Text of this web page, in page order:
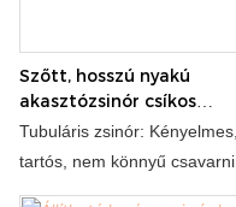
Szőtt, hosszú nyakú
akasztózsinór csíkos
logóval PVC címkével
Tubuláris zsinór: Kényelmes,
tartós, nem könnyű csavarni,
gyönyörű és stílusos,